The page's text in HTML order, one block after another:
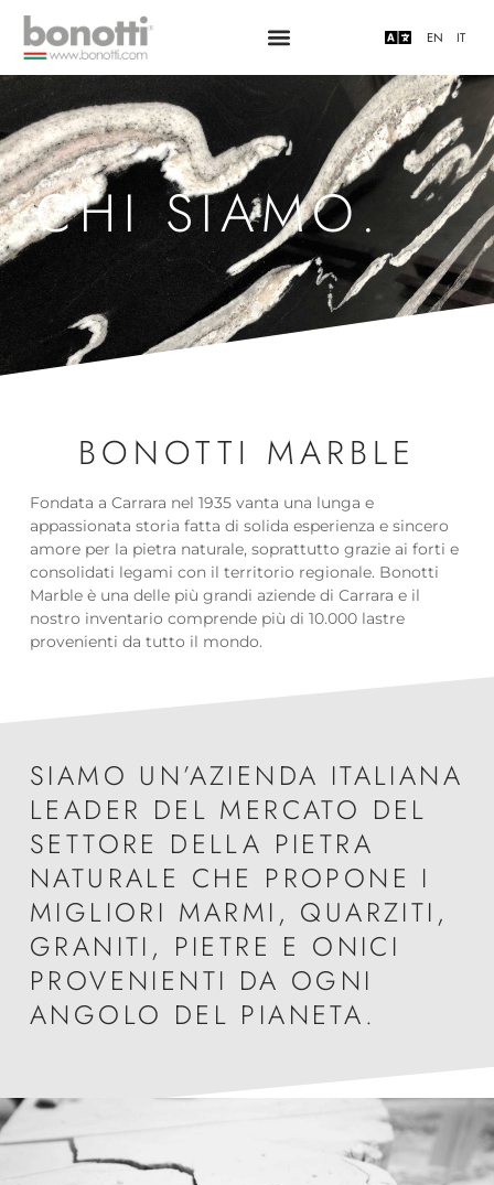
EN IT
CHI SIAMO.
BONOTTI MARBLE
Fondata a Carrara nel 1935 vanta una lunga e
appassionata storia fatta di solida esperienza e sincero
amore per la pietra naturale, soprattutto grazie ai forti e
consolidati legami con il territorio regionale. Bonotti
Marble è una delle più grandi aziende di Carrara e il
nostro inventario comprende più di 10.000 lastre
provenienti da tutto il mondo.
SIAMO UN’AZIENDA ITALIANA
LEADER DEL MERCATO DEL
SETTORE DELLA PIETRA
NATURALE CHE PROPONE I
MIGLIORI MARMI, QUARZITI,
GRANITI, PIETRE E ONICI
PROVENIENTI DA OGNI
ANGOLO DEL PIANETA.